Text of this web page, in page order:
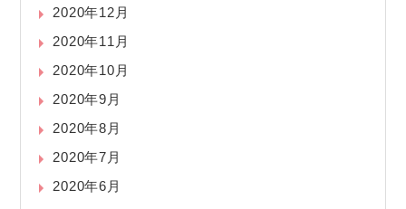
2020年12月
2020年11月
2020年10月
2020年9月
2020年8月
2020年7月
2020年6月